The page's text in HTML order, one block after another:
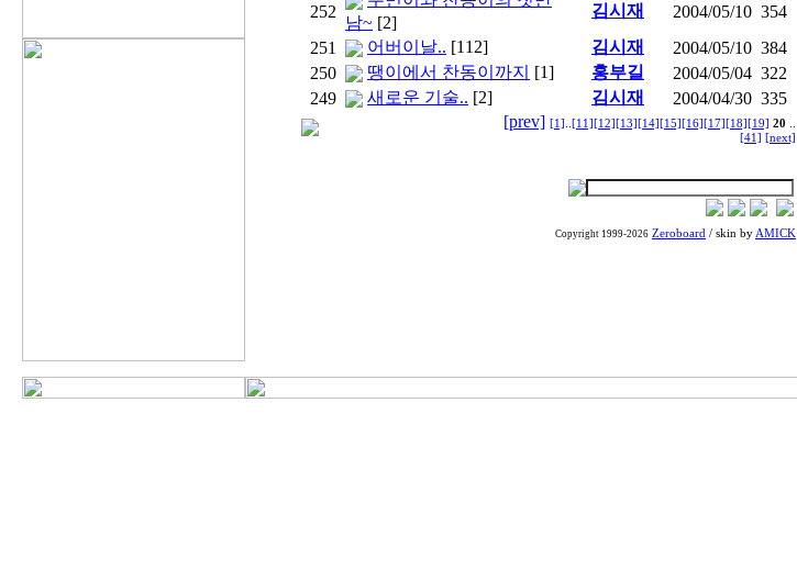
252
남~ [2]
김시재 2004/05/10 354
251
어버이날.. [112] 김시재 2004/05/10 384
250
땡이에서 찬동이까지 [1] 홍부길 2004/05/04 322
249
새로운 기술.. [2] 김시재 2004/04/30 335
[prev] [1] [11] [12] [13] [14] [15] [16] [17] [18] [19] 20
[41] [next]
Copyright 1999-2026 Zeroboard / skin by AMICK